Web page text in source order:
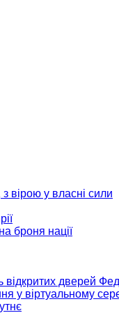
вірою у власні сили
броня нації
дверей
у віртуальному